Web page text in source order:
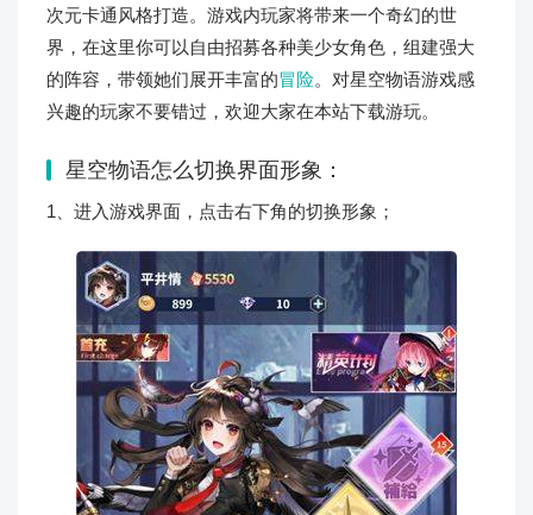
次元卡通风格打造。游戏内玩家将带来一个奇幻的世
界，在这里你可以自由招募各种美少女角色，组建强大
的阵容，带领她们展开丰富的冒险。对星空物语游戏感
兴趣的玩家不要错过，欢迎大家在本站下载游玩。
星空物语怎么切换界面形象：
1、进入游戏界面，点击右下角的切换形象；